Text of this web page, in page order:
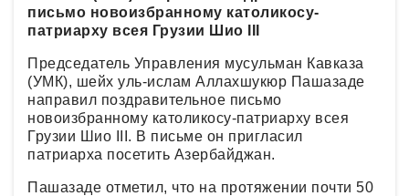
письмо новоизбранному католикосу-
патриарху всея Грузии Шио III
Председатель Управления мусульман Кавказа
(УМК), шейх уль-ислам Аллахшукюр Пашазаде
направил поздравительное письмо
новоизбранному католикосу-патриарху всея
Грузии Шио III. В письме он пригласил
патриарха посетить Азербайджан.
Пашазаде отметил, что на протяжении почти 50